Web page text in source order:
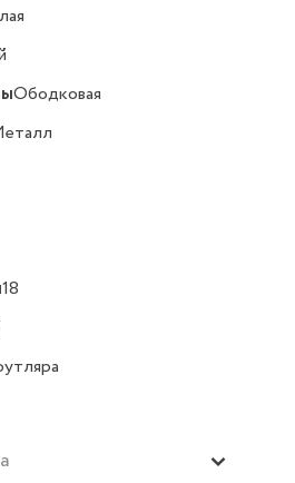
Ободковая
18